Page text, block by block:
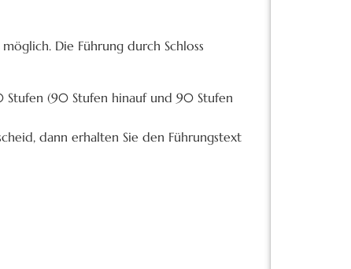
möglich. Die Führung durch Schloss
Stufen (90 Stufen hinauf und 90 Stufen
dann erhalten Sie den Führungstext